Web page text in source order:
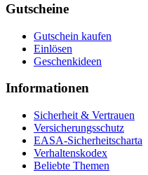
Gutscheine
Gutschein kaufen
Einlösen
Geschenkideen
Informationen
Sicherheit & Vertrauen
Versicherungsschutz
EASA-Sicherheitscharta
Verhaltenskodex
Beliebte Themen